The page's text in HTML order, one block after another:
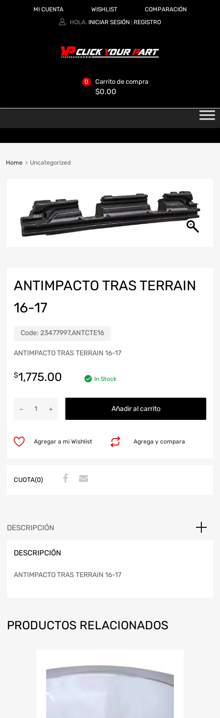
MI CUENTA WISHLIST
COMPARACIÓN
HOLA. INICIAR SESIÓN REGISTRO
Carrito de compra
$0.00
0
Home Uncategorized
ANTIMPACTO TRAS TERRAIN
16-17
Code: 23477997,ANTCTE16
ANTIMPACTO TRAS TERRAIN 16-17
$1,775.00 In Stock
Añadir al carrito
Agrega y compara
Agregar a mi Wishlist
CUOTA(0)
DESCRIPCIÓN
DESCRIPCIÓN
ANTIMPACTO TRAS TERRAIN 16-17
PRODUCTOS RELACIONADOS